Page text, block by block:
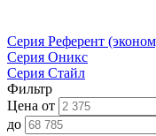
Серия Референт
Серия Оникс
Серия Стайл
Фильтр
Цена от
до